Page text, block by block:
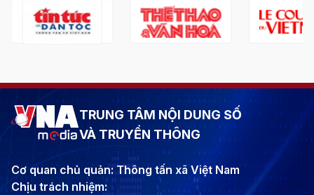
TRUNG TÂM NỘI DUNG SỐ
VÀ TRUYỀN THÔNG
Cơ quan chủ quản: Thông tấn xã Việt Nam
Chịu trách nhiệm: